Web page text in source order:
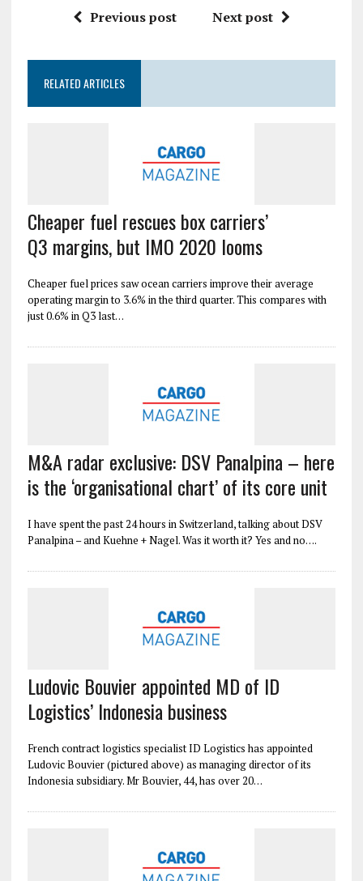
Previous post Next post
RELATED ARTICLES
Cheaper fuel rescues box carriers’
Q3 margins, but IMO 2020 looms
Cheaper fuel prices saw ocean carriers improve their average
operating margin to 3.6% in the third quarter. This compares with
just 0.6% in Q3 last…
M&A radar exclusive: DSV Panalpina – here
is the ‘organisational chart’ of its core unit
I have spent the past 24 hours in Switzerland, talking about DSV
Panalpina – and Kuehne + Nagel. Was it worth it? Yes and no….
Ludovic Bouvier appointed MD of ID
Logistics’ Indonesia business
French contract logistics specialist ID Logistics has appointed
Ludovic Bouvier (pictured above) as managing director of its
Indonesia subsidiary. Mr Bouvier, 44, has over 20…